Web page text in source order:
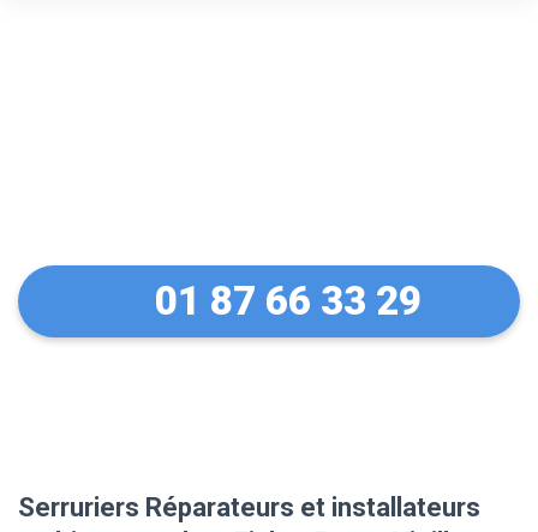
01 87 66 33 29
Serruriers Réparateurs et installateurs